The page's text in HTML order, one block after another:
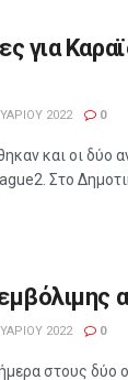
για
2022 0
και οι δύο
Στο
2022 0
στους δύο